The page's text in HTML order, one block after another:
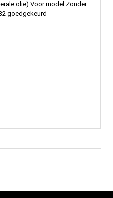
olie) Voor model Zonder
goedgekeurd